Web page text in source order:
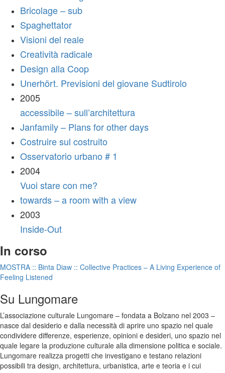
Bricolage – sub
Spaghettator
Visioni del reale
Creatività radicale
Design alla Coop
Unerhört. Previsioni del giovane Sudtirolo
2005
accessibile – sull’architettura
Janfamily – Plans for other days
Costruire sul costruito
Osservatorio urbano # 1
2004
Vuoi stare con me?
towards – a room with a view
2003
Inside-Out
In corso
MOSTRA :: Binta Diaw :: Collective Practices – A Living Experience of
Feeling Listened
Su Lungomare
L’associazione culturale Lungomare – fondata a Bolzano nel 2003 –
nasce dal desiderio e dalla necessità di aprire uno spazio nel quale
condividere differenze, esperienze, opinioni e desideri, uno spazio nel
quale legare la produzione culturale alla dimensione politica e sociale.
Lungomare realizza progetti che investigano e testano relazioni
possibili tra design, architettura, urbanistica, arte e teoria e i cui